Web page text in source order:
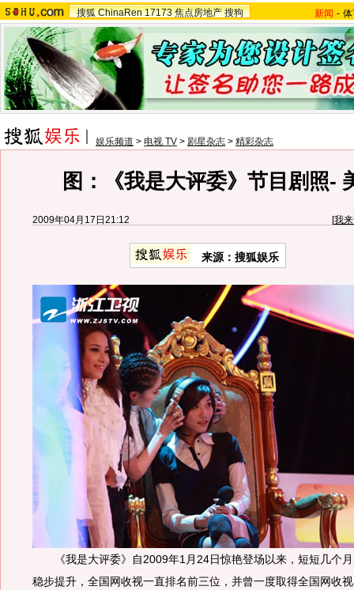
搜狐 ChinaRen 17173 焦点房地产 搜狗 新闻 -
娱乐频道 > 电视 TV > 剧星杂志 > 精彩杂志
图：《我是大评委》节目剧照-
2009年04月17日21:12 [我
来源： 搜狐娱乐
《我是大评委》自2009年1月24日惊艳登场以来，短短几个月
稳步提升，全国网收视一直排名前三位，并曾一度取得全国网收